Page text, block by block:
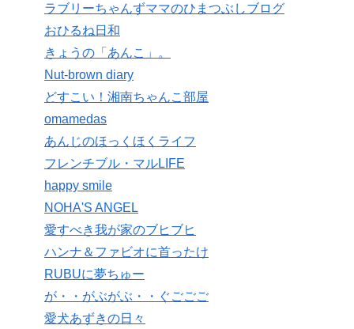
ラブリーちゃんずママのひまつぶしブログ
おひるね日和
きょうの「あんこ」。
Nut-brown diary
どすこい！湘南ちゃんこ部屋
omamedas
あんじのほっくほくライフ
フレンチブル・マルLIFE
happy smile
NOHA'S ANGEL
愛すべき我が家のブヒブヒ
ハンナ＆ファビオに首ったけ
RUBUに夢ちゅー
が・・がぶがぶ・・ぐごごご
愛犬あずきの日々